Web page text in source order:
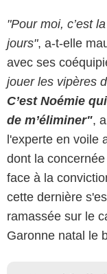
"Pour moi, c’est
jours", a-t-elle
avec ses
jouer les vipères
C’est Noémie
de m’éliminer",
l'experte en voile
dont la
face à la
cette dernière
ramassée sur le
Garonne natal le